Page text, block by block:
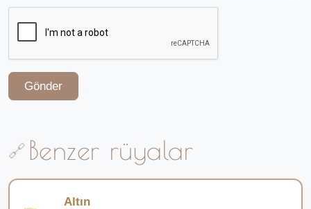
Gönder
Benzer rüyalar
Altın